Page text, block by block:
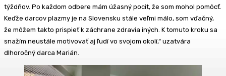
týždňov. Po každom odbere mám úžasný pocit, že som mohol pomôcť.
Keďže darcov plazmy je na Slovensku stále veľmi málo, som vďačný,
že môžem takto prispieť k záchrane zdravia iných. K tomuto kroku sa
snažím neustále motivovať aj ľudí vo svojom okolí,“ uzatvára
dlhoročný darca Marián.